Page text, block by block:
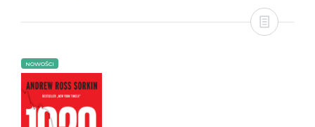
NOWOŚCI